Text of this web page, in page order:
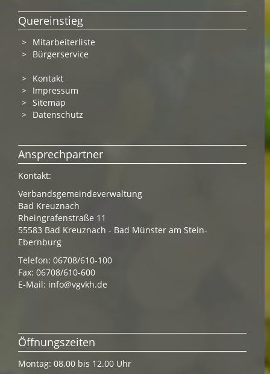
Quereinstieg
Mitarbeiterliste
Bürgerservice
Kontakt
Impressum
Sitemap
Datenschutz
Ansprechpartner
Kontakt:
Verbandsgemeindeverwaltung
Bad Kreuznach
Rheingrafenstraße 11
55583 Bad Kreuznach - Bad Münster am Stein-
Ebernburg
Telefon: 06708/610-100
Fax: 06708/610-600
E-Mail: info@vgvkh.de
Öffnungszeiten
Montag: 08.00 bis 12.00 Uhr